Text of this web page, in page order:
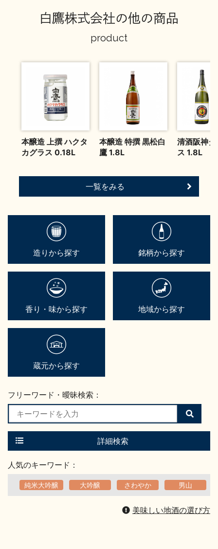
白鷹株式会社の他の商品
product
本醸造 上撰 ハクタ
カグラス 0.18L
本醸造 特撰 黒松白
鷹 1.8L
清酒阪神
ス 1.8L
一覧をみる
造りから探す 銘柄から探す
香り・味から探す 地域から探す
蔵元から探す
フリーワード・曖昧検索：
検
索
す
詳細検索
人気のキーワード：
純米大吟醸 大吟醸 さわやか 男山
美味しい地酒の選び方